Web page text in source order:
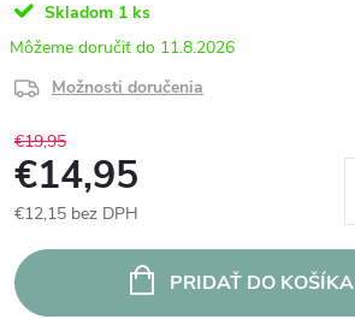
Skladom 1 ks
11.8.2026
Možnosti doručenia
€19,95
€14,95
€12,15 bez DPH
cena:
PRIDAŤ DO KOŠÍKA